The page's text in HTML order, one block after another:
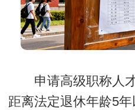
申请高级职称人才
距离法定退休年龄5